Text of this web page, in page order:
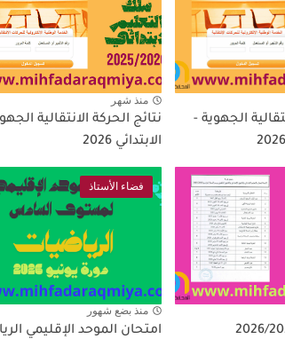
الجهوية -
منذ شهر
نتائج الحركة الانتقالية
الابتدائي 2026
فضاء الأستاذ
منذ بضع شهور
امتحان الموحد الإقليمي